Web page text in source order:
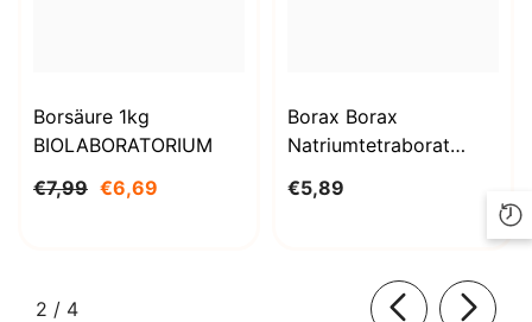
Borsäure 1kg
BIOLABORATORIUM
€7,99 €6,69
Borax Borax
Natriumtetraborat
BioLaboratorium
€5,89
2 / von
4